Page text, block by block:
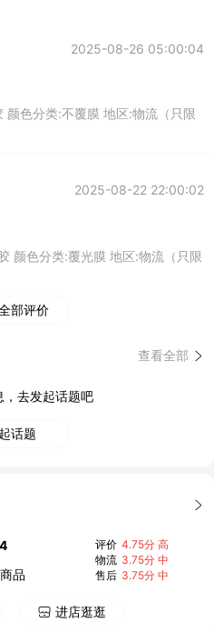
2025-08-26 05:00:04
色分类:不覆膜 地区:物流（只限
2025-08-22 22:00:02
颜色分类:覆光膜 地区:物流（只限
部评价
查看全部
，去发起话题吧
话题
品
评价 4.75分 高
物流 3.75分 中
售后 3.75分 中
进店逛逛